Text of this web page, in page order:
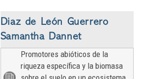
Diaz de León Guerrero
Samantha Dannet
Promotores abióticos de la
riqueza específica y la biomasa